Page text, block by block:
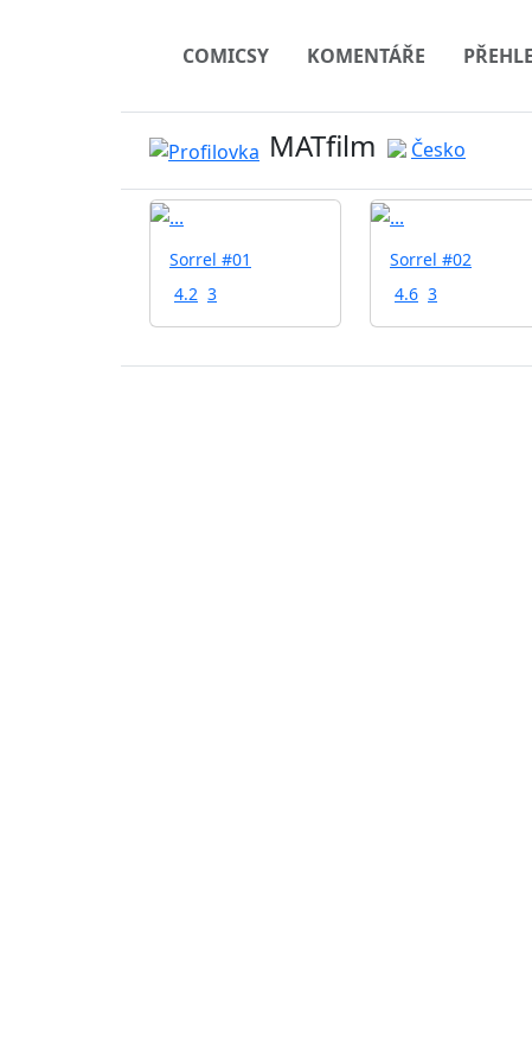
COMICSY KOMENTÁŘE
MATfilm Česko
Sorrel #01
4.2 3
Sorrel #02
4.6 3